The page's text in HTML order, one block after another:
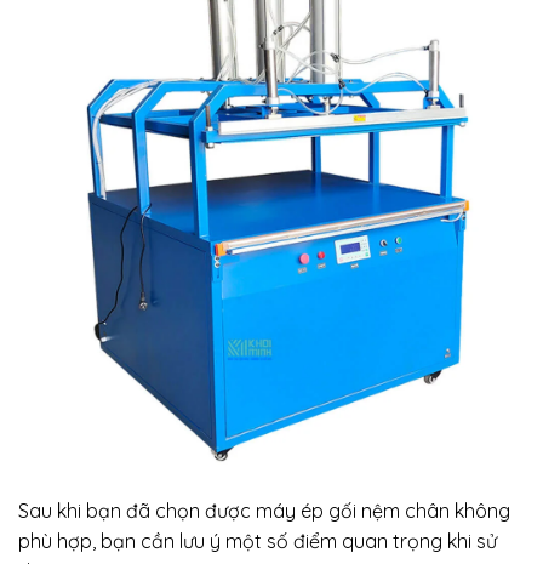
Sau khi bạn đã chọn được máy ép gối nệm chân không
phù hợp, bạn cần lưu ý một số điểm quan trọng khi sử